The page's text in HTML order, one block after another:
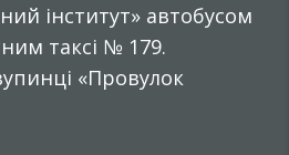
інститут» автобусом
таксі № 179.
«Провулок